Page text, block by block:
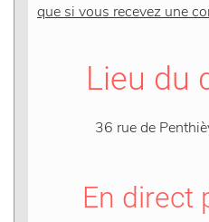
que si vous recevez une
Lieu du
36 rue de
En direct